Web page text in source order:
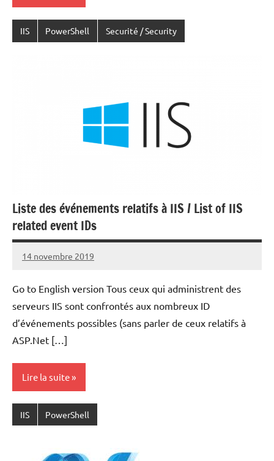
IIS PowerShell Securité / Security
Liste des événements relatifs à IIS / List of IIS
related event IDs
14 novembre 2019
Laurent
ACKER
Go to English version Tous ceux qui administrent des
serveurs IIS sont confrontés aux nombreux ID
d’événements possibles (sans parler de ceux relatifs à
ASP.Net […]
Lire la suite
IIS PowerShell